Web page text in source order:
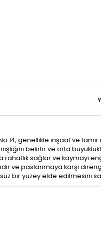
genellikle inşaat ve
belirtir ve orta
rahatlık sağlar ve kaymayı
ve paslanmaya karşı
bir yüzey elde edilmesini